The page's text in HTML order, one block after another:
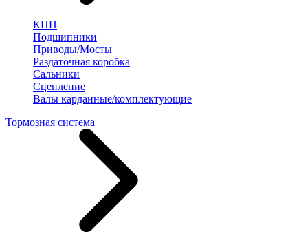
КПП
Подшипники
Приводы/Мосты
Раздаточная коробка
Сальники
Сцепление
Валы карданные/комплектующие
Тормозная система